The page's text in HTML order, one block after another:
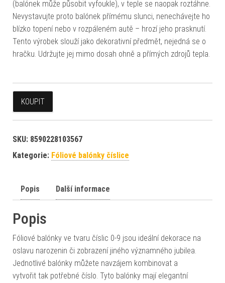
(balónek může působit vyfoukle), v teple se naopak roztáhne.
Nevystavujte proto balónek přímému slunci, nenechávejte ho
blízko topení nebo v rozpáleném autě – hrozí jeho prasknutí.
Tento výrobek slouží jako dekorativní předmět, nejedná se o
hračku. Udržujte jej mimo dosah ohně a přímých zdrojů tepla.
KOUPIT
SKU: 8590228103567
Kategorie: Fóliové balónky číslice
Popis Další informace
Popis
Fóliové balónky ve tvaru číslic 0-9 jsou ideální dekorace na
oslavu narozenin či zobrazení jiného významného jubilea.
Jednotlivé balónky můžete navzájem kombinovat a
vytvořit tak potřebné číslo. Tyto balónky mají elegantní